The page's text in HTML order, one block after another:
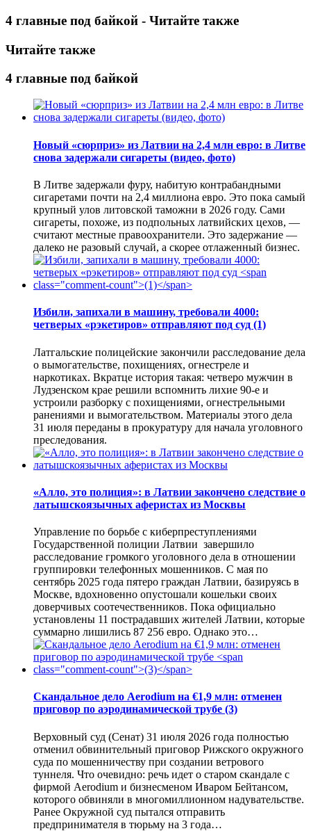
4 главные под байкой - Читайте также
Читайте также
4 главные под байкой
Новый «сюрприз» из Латвии на 2,4 млн евро: в Литве
снова задержали сигареты (видео, фото)
В Литве задержали фуру, набитую контрабандными
сигаретами почти на 2,4 миллиона евро. Это пока самый
крупный улов литовской таможни в 2026 году. Сами
сигареты, похоже, из подпольных латвийских цехов, —
считают местные правоохранители. Это задержание —
далеко не разовый случай, а скорее отлаженный бизнес.
Избили, запихали в машину, требовали 4000:
четверых «рэкетиров» отправляют под суд (1)
Латгальские полицейские закончили расследование дела
о вымогательстве, похищениях, огнестреле и
наркотиках. Вкратце история такая: четверо мужчин в
Лудзенском крае решили вспомнить лихие 90-е и
устроили разборку с похищениями, огнестрельными
ранениями и вымогательством. Материалы этого дела
31 июля переданы в прокуратуру для начала уголовного
преследования.
«Алло, это полиция»: в Латвии закончено следствие о
латышскоязычных аферистах из Москвы
Управление по борьбе с киберпреступлениями
Государственной полиции Латвии завершило
расследование громкого уголовного дела в отношении
группировки телефонных мошенников. С мая по
сентябрь 2025 года пятеро граждан Латвии, базируясь в
Москве, вдохновенно опустошали кошельки своих
доверчивых соотечественников. Пока официально
установлены 11 пострадавших жителей Латвии, которые
суммарно лишились 87 256 евро. Однако это…
Скандальное дело Aerodium на €1,9 млн: отменен
приговор по аэродинамической трубе (3)
Верховный суд (Сенат) 31 июля 2026 года полностью
отменил обвинительный приговор Рижского окружного
суда по мошенничеству при создании ветрового
туннеля. Что очевидно: речь идет о старом скандале с
фирмой Aerodium и бизнесменом Иваром Бейтансом,
которого обвиняли в многомиллионном надувательстве.
Ранее Окружной суд пытался отправить
предпринимателя в тюрьму на 3 года…